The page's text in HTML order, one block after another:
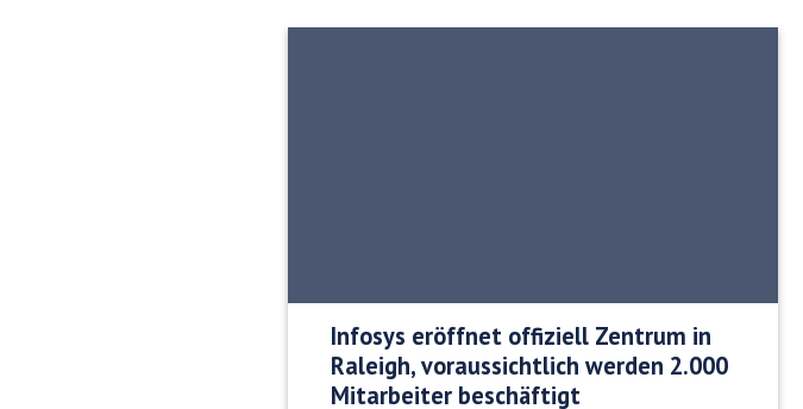
Infosys eröffnet offiziell Zentrum in
Raleigh, voraussichtlich werden 2.000
Mitarbeiter beschäftigt